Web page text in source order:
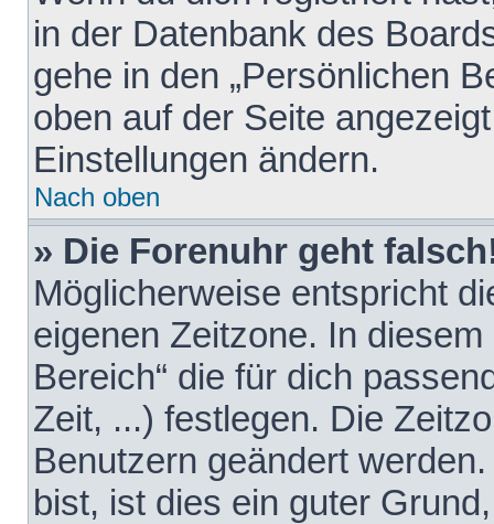
in der Datenbank des
gehe in den „Persönlichen
oben auf der Seite
Einstellungen ändern.
Nach oben
» Die Forenuhr geht
Möglicherweise entspricht
eigenen Zeitzone. In
Bereich“ die für dich
Zeit, ...) festlegen. Die
Benutzern geändert
bist, ist dies ein guter